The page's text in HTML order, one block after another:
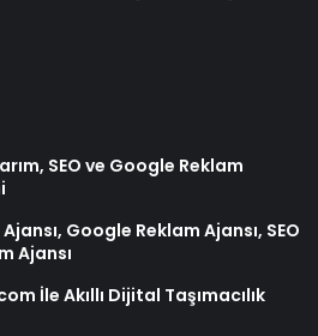
SEO ve Google Reklam
Google Reklam Ajansı, SEO
Ajansı
İle Akıllı Dijital Taşımacılık